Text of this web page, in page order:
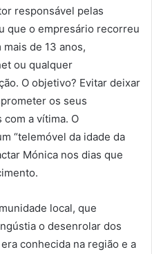
responsável pelas
que o empresário recorreu
de 13 anos,
ou qualquer
O objetivo? Evitar deixar
os seus
a vítima. O
“telemóvel da idade da
Mónica nos dias que
local, que
o desenrolar dos
conhecida na região e a